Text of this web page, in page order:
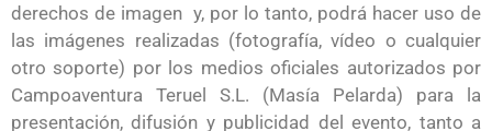
derechos de imagen y, por lo tanto, podrá hacer uso de
las imágenes realizadas (fotografía, vídeo o cualquier
otro soporte) por los medios oficiales autorizados por
Campoaventura Teruel S.L. (Masía Pelarda) para la
presentación, difusión y publicidad del evento, tanto a